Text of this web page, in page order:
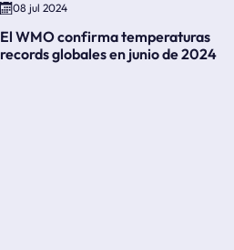
08 jul 2024
El WMO confirma temperaturas
records globales en junio de 2024